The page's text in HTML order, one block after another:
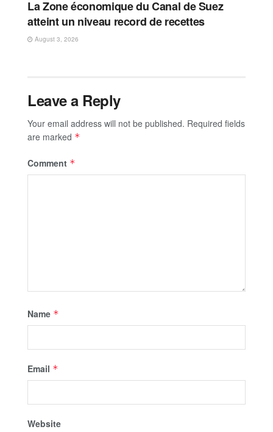
La Zone économique du Canal de Suez
atteint un niveau record de recettes
August 3, 2026
Leave a Reply
Your email address will not be published. Required fields
are marked *
Comment *
Name *
Email *
Website